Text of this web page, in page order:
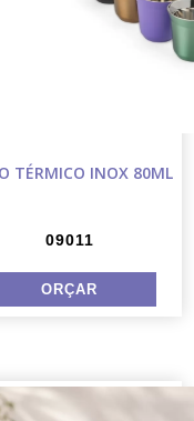
TÉRMICO INOX 80ML
09011